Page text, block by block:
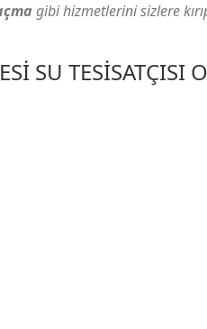
gibi hizmetlerini sizlere
SU TESISATÇISI